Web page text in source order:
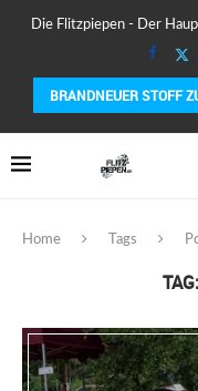
Die Flitzpiepen - Der
BRANDNEUER STOFF
COROS PACE 4 IM TEST –
Home Tags
TAG: